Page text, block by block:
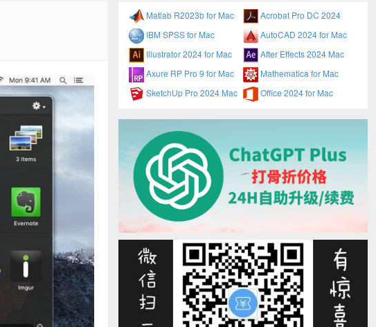
Matlab R2023b for Mac
Acrobat Pro DC 2024
IBM SPSS for Mac
AutoCAD 2024 for Mac
Illustrator 2024 for Mac
After Effects 2024 Mac
Axure RP Pro 9 for Mac
Mathematica for Mac
SketchUp Pro 2024 Mac
Office 2024 for Mac